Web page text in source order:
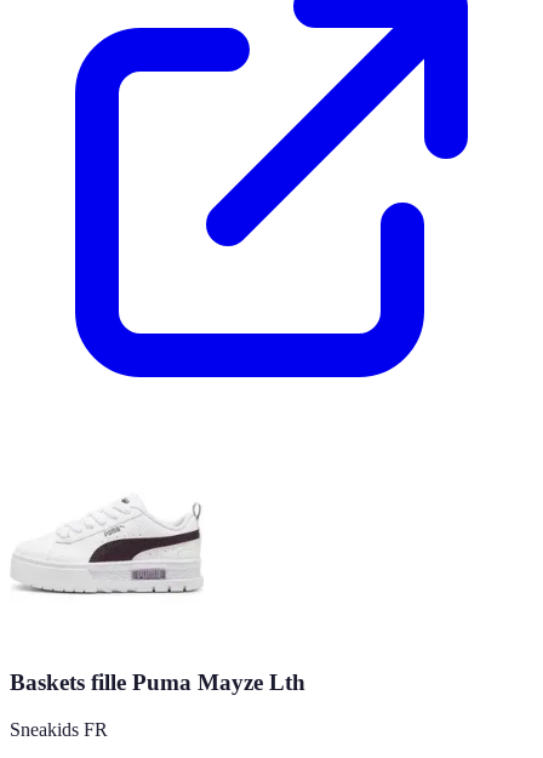
Baskets fille Puma Mayze Lth
Sneakids FR